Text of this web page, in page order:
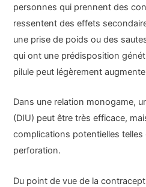
personnes qui prennent des
ressentent des effets
une prise de poids ou des
qui ont une prédisposition
pilule peut légèrement
Dans une relation monogame,
(DIU) peut être très efficace,
complications potentielles telles
perforation.
Du point de vue de la